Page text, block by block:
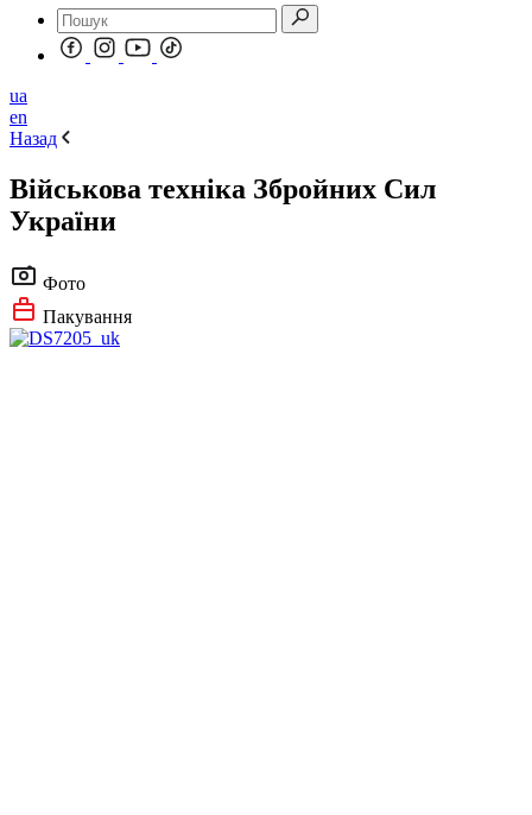
ua
en
Назад
Військова техніка Збройних Сил
України
Фото
Пакування